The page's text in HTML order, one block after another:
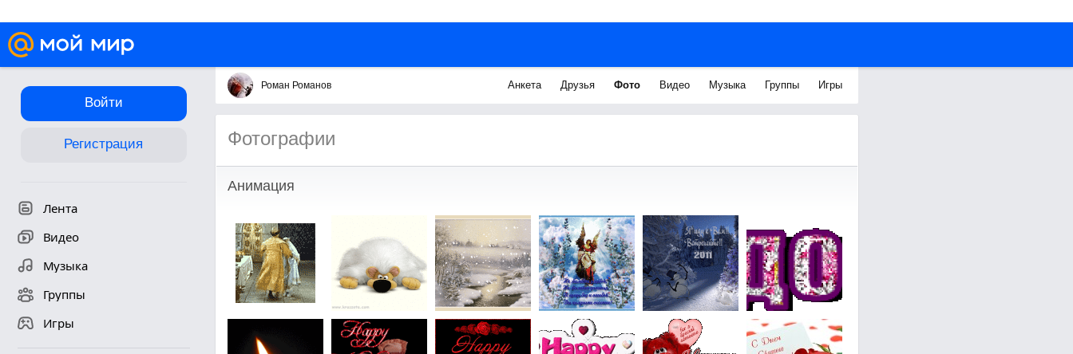
Войти
Регистрация
Лента
Видео
Музыка
Группы
Игры
Роман Романов Анкета Друзья Фото Видео Музыка Группы Игры
Фотографии
Анимация